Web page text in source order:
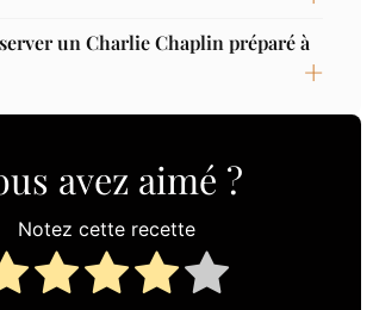
un Charlie Chaplin préparé à
avez aimé ?
Notez cette recette